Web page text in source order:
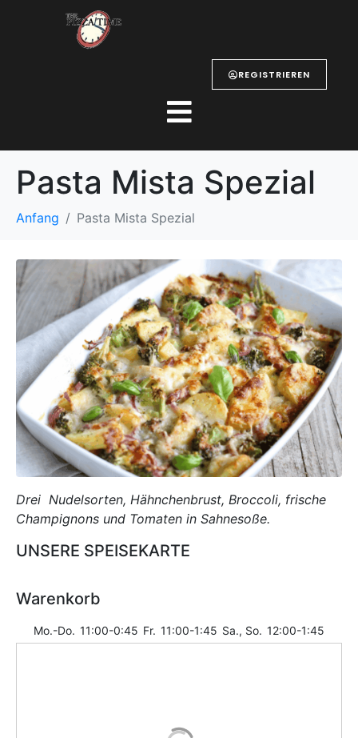
REGISTRIEREN
Pasta Mista Spezial
Anfang Pasta Mista Spezial
Drei Nudelsorten, Hähnchenbrust, Broccoli, frische
Champignons und Tomaten in Sahnesoße.
UNSERE SPEISEKARTE
Warenkorb
Mo.-Do. 11:00-0:45 Fr. 11:00-1:45 Sa., So. 12:00-1:45